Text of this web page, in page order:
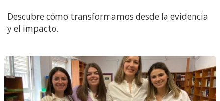
Descubre cómo transformamos desde la evidencia
y el impacto.